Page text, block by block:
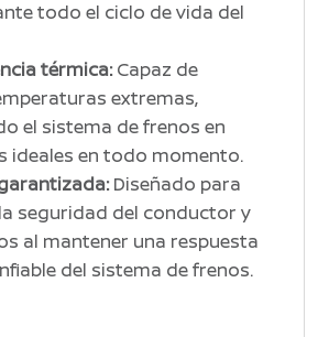
todo el ciclo de vida del
térmica:Capaz de
extremas,
el sistema de frenos en
ideales en todo momento.
Diseñado para
seguridad del conductor y
al mantener una respuesta
del sistema de frenos.